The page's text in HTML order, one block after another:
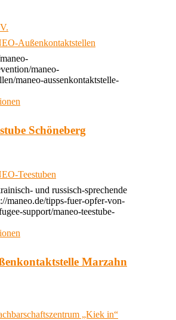
Außenkontaktstellen
maneo-
maneo-aussenkontaktstelle-
Schöneberg
Teestuben
und russisch-sprechende
maneo.de/tipps-fuer-opfer-von-
support/maneo-teestube-
Marzahn
„Kiek in“